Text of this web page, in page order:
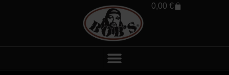
0,00 €